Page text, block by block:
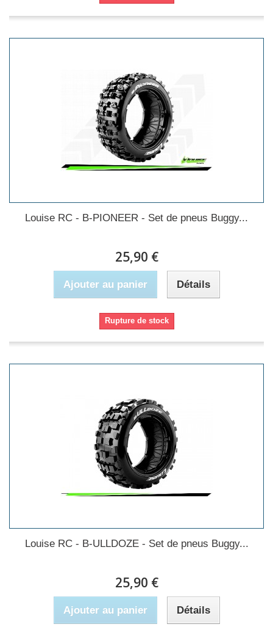
Louise RC - B-PIONEER - Set de pneus Buggy...
25,90 €
Ajouter au panier Détails
Rupture de stock
Louise RC - B-ULLDOZE - Set de pneus Buggy...
25,90 €
Ajouter au panier Détails